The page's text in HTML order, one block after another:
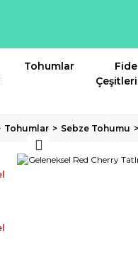
Tohumlar
Fide
Tohumlar Sebze Tohumu